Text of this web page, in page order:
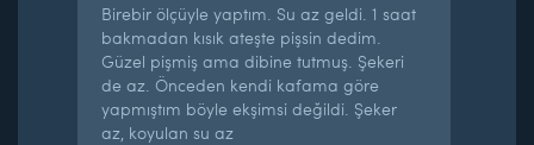
Birebir ölçüyle yaptım. Su az geldi. 1 saat
bakmadan kısık ateşte pişsin dedim.
Güzel pişmiş ama dibine tutmuş. Şekeri
de az. Önceden kendi kafama göre
yapmıştım böyle ekşimsi değildi. Şeker
az, koyulan su az